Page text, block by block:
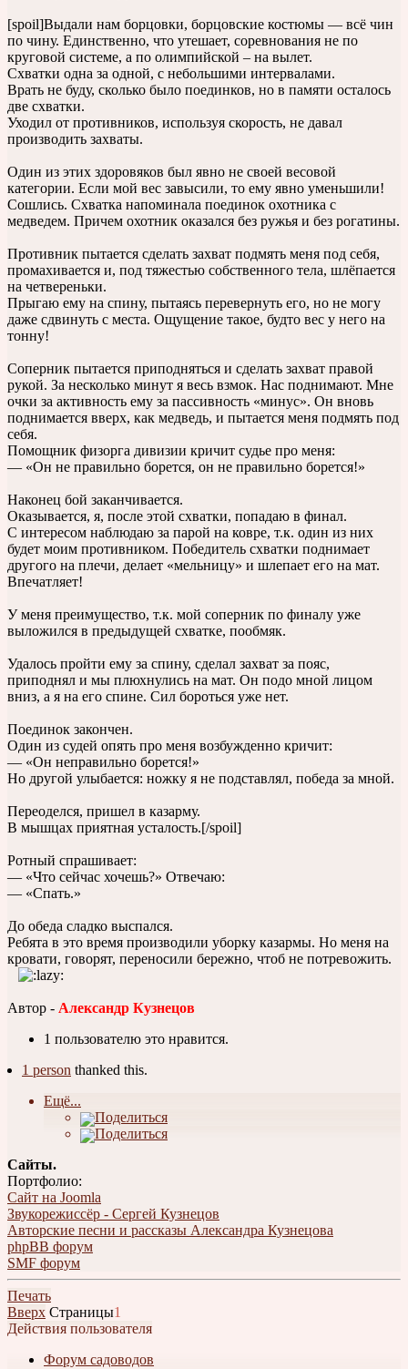
[spoil]Выдали нам борцовки, борцовские костюмы — всё чин
по чину. Единственно, что утешает, соревнования не по
круговой системе, а по олимпийской – на вылет.
Схватки одна за одной, с небольшими интервалами.
Врать не буду, сколько было поединков, но в памяти осталось
две схватки.
Уходил от противников, используя скорость, не давал
производить захваты.
Один из этих здоровяков был явно не своей весовой
категории. Если мой вес завысили, то ему явно уменьшили!
Сошлись. Схватка напоминала поединок охотника с
медведем. Причем охотник оказался без ружья и без рогатины.
Противник пытается сделать захват подмять меня под себя,
промахивается и, под тяжестью собственного тела, шлёпается
на четвереньки.
Прыгаю ему на спину, пытаясь перевернуть его, но не могу
даже сдвинуть с места. Ощущение такое, будто вес у него на
тонну!
Соперник пытается приподняться и сделать захват правой
рукой. За несколько минут я весь взмок. Нас поднимают. Мне
очки за активность ему за пассивность «минус». Он вновь
поднимается вверх, как медведь, и пытается меня подмять под
себя.
Помощник физорга дивизии кричит судье про меня:
— «Он не правильно борется, он не правильно борется!»
Наконец бой заканчивается.
Оказывается, я, после этой схватки, попадаю в финал.
С интересом наблюдаю за парой на ковре, т.к. один из них
будет моим противником. Победитель схватки поднимает
другого на плечи, делает «мельницу» и шлепает его на мат.
Впечатляет!
У меня преимущество, т.к. мой соперник по финалу уже
выложился в предыдущей схватке, пообмяк.
Удалось пройти ему за спину, сделал захват за пояс,
приподнял и мы плюхнулись на мат. Он подо мной лицом
вниз, а я на его спине. Сил бороться уже нет.
Поединок закончен.
Один из судей опять про меня возбужденно кричит:
— «Он неправильно борется!»
Но другой улыбается: ножку я не подставлял, победа за мной.
Переоделся, пришел в казарму.
В мышцах приятная усталость.[/spoil]
Ротный спрашивает:
— «Что сейчас хочешь?» Отвечаю:
— «Спать.»
До обеда сладко выспался.
Ребята в это время производили уборку казармы. Но меня на
кровати, говорят, переносили бережно, чтоб не потревожить.
Автор - Александр Кузнецов
1 пользователю это нравится.
1 person thanked this.
Ещё...
Поделиться
Поделиться
Сайты.
Портфолио:
Сайт на Joomla
Звукорежиссёр - Сергей Кузнецов
Авторские песни и рассказы Александра Кузнецова
phpBB форум
SMF форум
Печать
Вверх Страницы1
Действия пользователя
Форум садоводов